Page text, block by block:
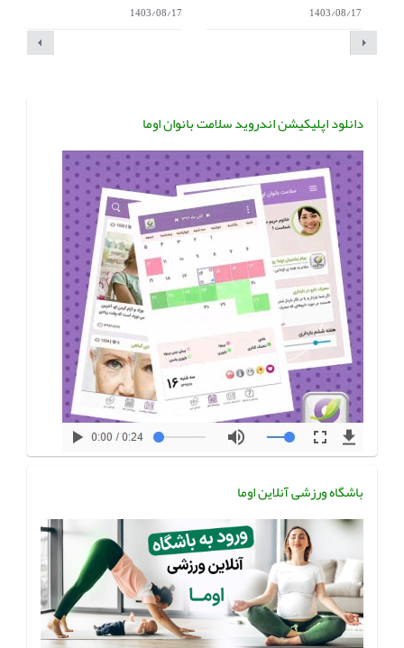
1403/08/17 1403/08/17
دانلود اپلیکیشن اندروید سلامت بانوان اوما
باشگاه ورزشی آنلاین اوما